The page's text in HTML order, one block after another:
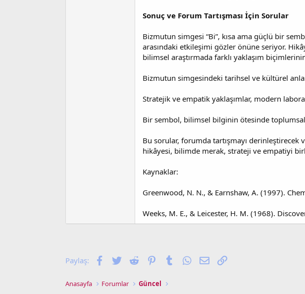
Sonuç ve Forum Tartışması İçin Sorular
Bizmutun simgesi “Bi”, kısa ama güçlü bir
arasındaki etkileşimi gözler önüne seriyor.
bilimsel araştırmada farklı yaklaşım
Bizmutun simgesindeki tarihsel ve kültürel
Stratejik ve empatik yaklaşımlar, modern
Bir sembol, bilimsel bilginin ötesinde
Bu sorular, forumda tartışmayı derinleştirecek
hikâyesi, bilimde merak, strateji ve empatiyi
Kaynaklar:
Greenwood, N. N., & Earnshaw, A. (1997).
Weeks, M. E., & Leicester, H. M. (1968).
Paylaş: Facebook
Twitter Reddit PinterestTumblrWhatsApp
E-postaLink
Anasayfa Forumlar Güncel